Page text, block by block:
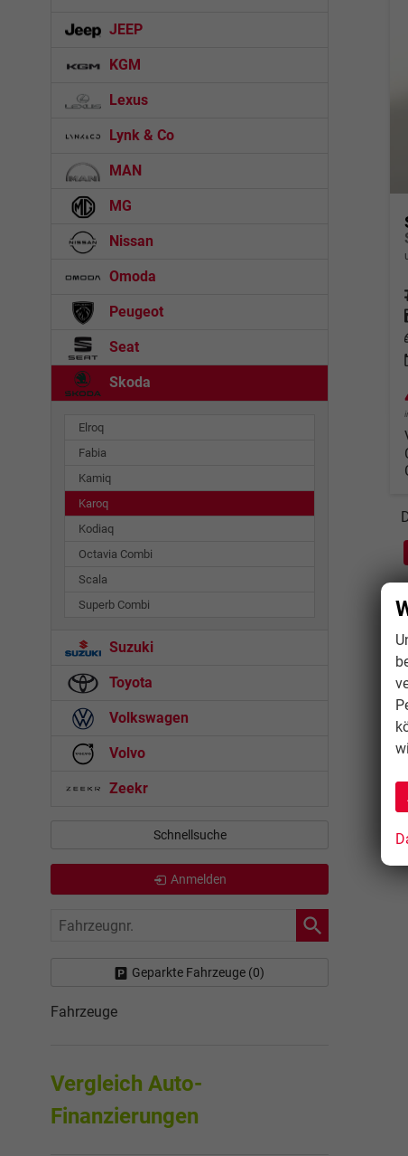
JEEP
KGM
Lexus
Lynk & Co
MAN
MG
Nissan
Omoda
Peugeot
Seat
Skoda
Elroq
Fabia
Kamiq
Karoq
Kodiaq
Octavia Combi
Scala
Superb Combi
Suzuki
Toyota
Volkswagen
Volvo
Zeekr
Schnellsuche
Anmelden
Fahrzeugnr.
Geparkte Fahrzeuge (0)
Fahrzeuge
Vergleich Auto-
Finanzierungen